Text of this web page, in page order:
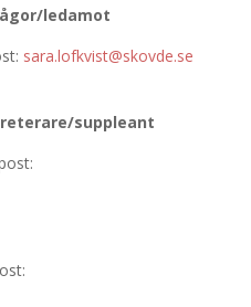
ledamot
sara.lofkvist@skovde.se
suppleant